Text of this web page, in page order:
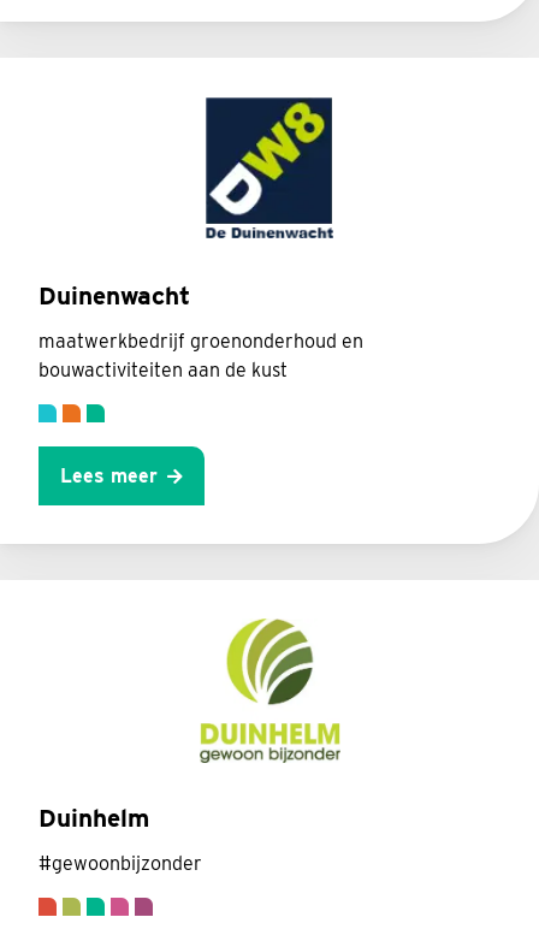
Duinenwacht
maatwerkbedrijf groenonderhoud en
bouwactiviteiten aan de kust
Lees meer
Duinhelm
#gewoonbijzonder